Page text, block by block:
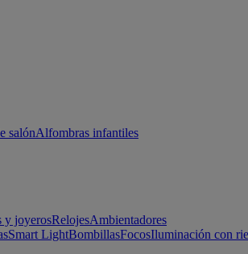
salónAlfombras infantiles
y joyerosRelojesAmbientadores
Smart LightBombillasFocosIluminación con